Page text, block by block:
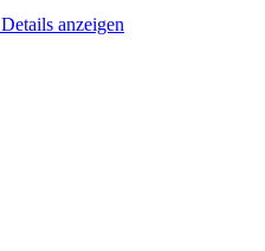
Details anzeigen